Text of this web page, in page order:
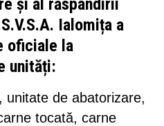
și al răspândirii
Ialomița a
oficiale la
unități:
unitate de abatorizare,
tocată, carne